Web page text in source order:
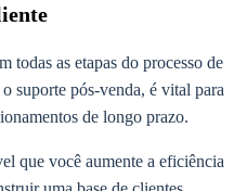
todas as etapas do processo de
suporte pós-venda, é vital para
de longo prazo.
que você aumente a eficiência